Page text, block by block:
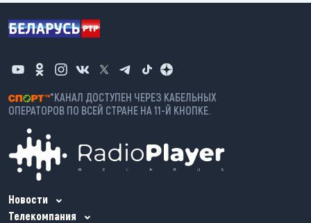
*КАНАЛ ДОСТУПЕН ЧЕРЕЗ КАБЕЛЬНЫХ
ОПЕРАТОРОВ ПО ВСЕЙ СТРАНЕ НА 11-Й КНОПКЕ.
Новости
Телекомпания